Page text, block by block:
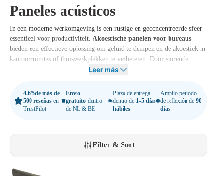
Paneles acústicos
In een moderne werkomgeving is een rustige en geconcentreerde sfeer
essentieel voor productiviteit. Akoestische panelen voor bureaus
bieden een effectieve oplossing om geluid te dempen en de akoestiek in
kantoorruimtes of thuiswerkplekken te verbeteren. Door storende
geluiden te verminderen, creëer je een comfortabele werkomgeving
Leer más
4.6/5de más de
500 reseñas en
TrustPilot
Envío
gratuito dentro
de NL & BE
Plazo de entrega
dentro de 1–5 días
hábiles
Amplio período
de reflexión de90
días
Filter & Sort